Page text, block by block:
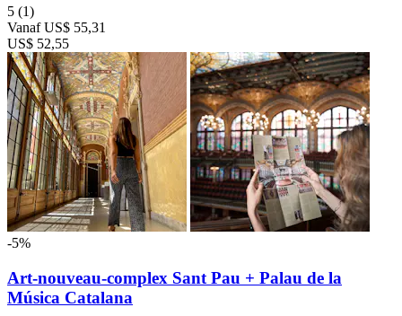
5 (1)
Vanaf US$ 55,31
US$ 52,55
-5%
Art-nouveau-complex Sant Pau + Palau de la
Música Catalana